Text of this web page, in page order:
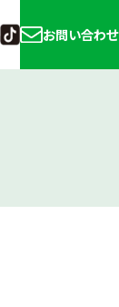
お問い合わせ